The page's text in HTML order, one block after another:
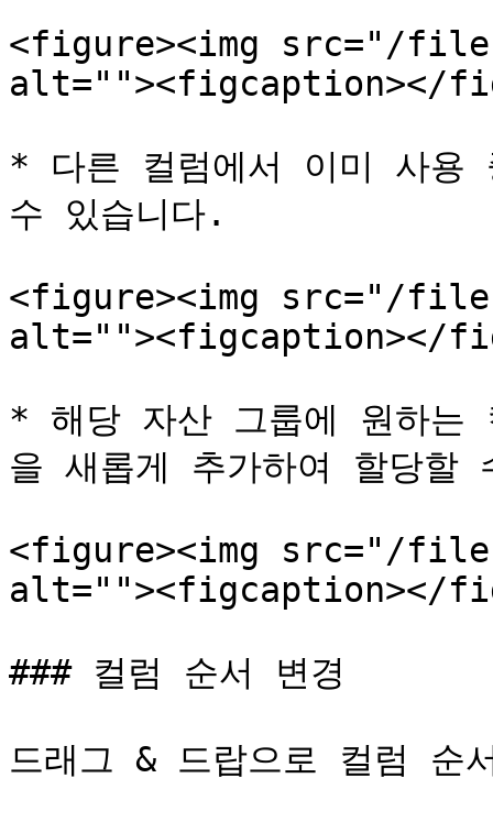
<figure><img src="/files/
alt=""><figcaption></
* 다른 컬럼에서 이미 사용
수 있습니다.
<figure><img src="/files/
alt=""><figcaption></
* 해당 자산 그룹에 원하는
을 새롭게 추가하여 할당할
<figure><img src="/files/
alt=""><figcaption></
### 컬럼 순서 변경
드래그 & 드랍으로 컬럼 순